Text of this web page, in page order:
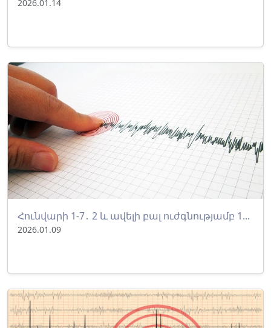
2026.01.14
Հունվարի 1-7․ 2 և ավելի բալ ուժգնությամբ 1...
2026.01.09